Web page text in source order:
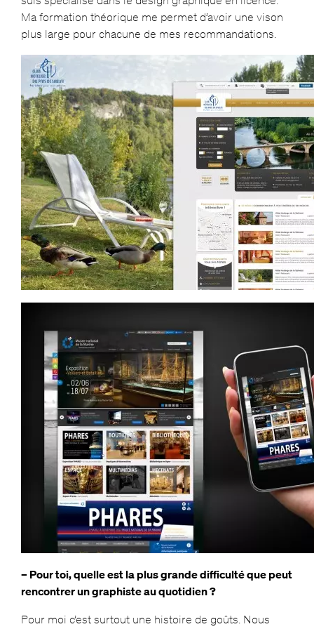
Ma formation théorique me permet d’avoir une vison
plus large pour chacune de mes recommandations.
– Pour toi, quelle est la plus grande difficulté que peut
rencontrer un graphiste au quotidien ?
Pour moi c’est surtout une histoire de goûts. Nous